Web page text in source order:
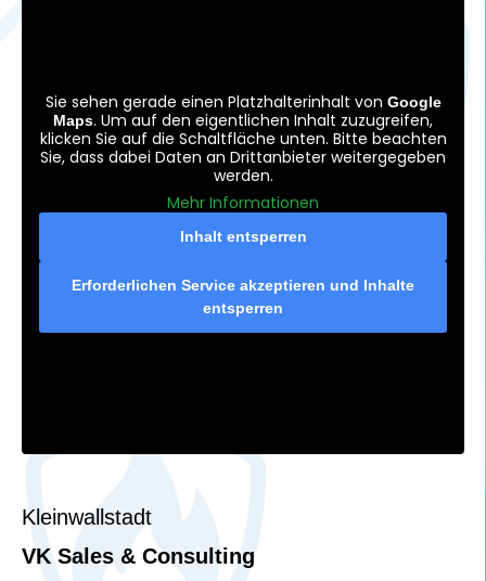
Sie sehen gerade einen Platzhalterinhalt von Google
Maps. Um auf den eigentlichen Inhalt zuzugreifen,
klicken Sie auf die Schaltfläche unten. Bitte beachten
Sie, dass dabei Daten an Drittanbieter weitergegeben
werden.
Mehr Informationen
Inhalt entsperren
Erforderlichen Service akzeptieren und Inhalte
entsperren
Kleinwallstadt
VK Sales & Consulting